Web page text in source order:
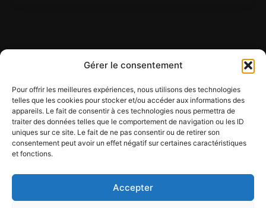
Gérer le consentement
Pour offrir les meilleures expériences, nous utilisons des technologies
telles que les cookies pour stocker et/ou accéder aux informations des
appareils. Le fait de consentir à ces technologies nous permettra de
traiter des données telles que le comportement de navigation ou les ID
uniques sur ce site. Le fait de ne pas consentir ou de retirer son
consentement peut avoir un effet négatif sur certaines caractéristiques
et fonctions.
Accepter
Contact
Mentions légales
Conditions générales d'utilisation
Conditions générales de vente